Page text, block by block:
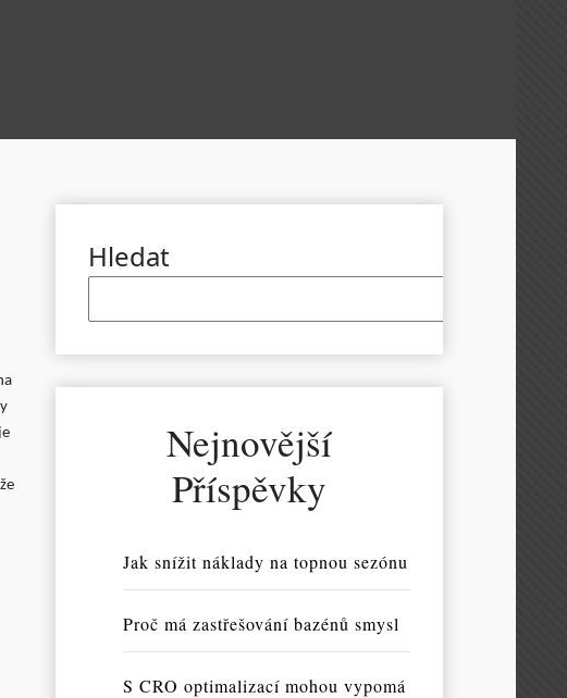
Hledat
Nejnovější
Příspěvky
Jak snížit náklady na topnou sezónu
Proč má zastřešování bazénů smysl
S CRO optimalizací mohou vypomá